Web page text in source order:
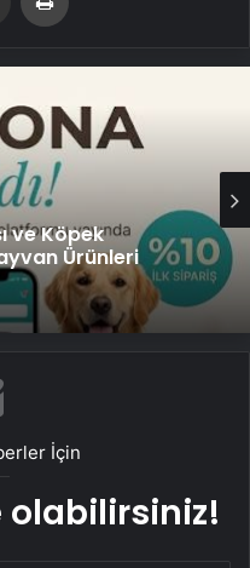
ve Köpek
Ürünleri
İçin
olabilirsiniz!